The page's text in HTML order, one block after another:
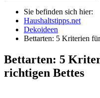
Sie befinden sich hier:
Haushaltstipps.net
Dekoideen
Bettarten: 5 Kriterien
Bettarten: 5
richtigen Bettes